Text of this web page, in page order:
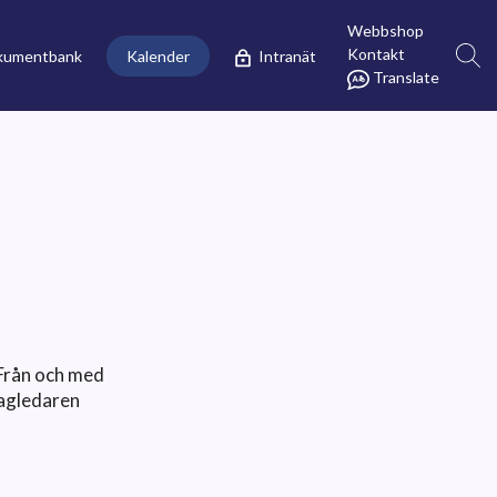
Kalender Intranät
Webbshop
Kontakt
Translate
och med